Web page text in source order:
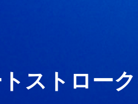
ストロー
信越ポリマー動画ギャラ
免責事項